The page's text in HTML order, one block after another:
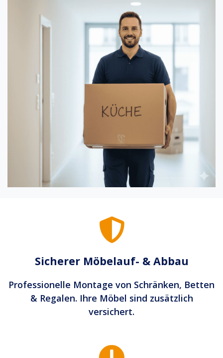
Sicherer Möbelauf- & Abbau
Professionelle Montage von Schränken, Betten
& Regalen. Ihre Möbel sind zusätzlich
versichert.